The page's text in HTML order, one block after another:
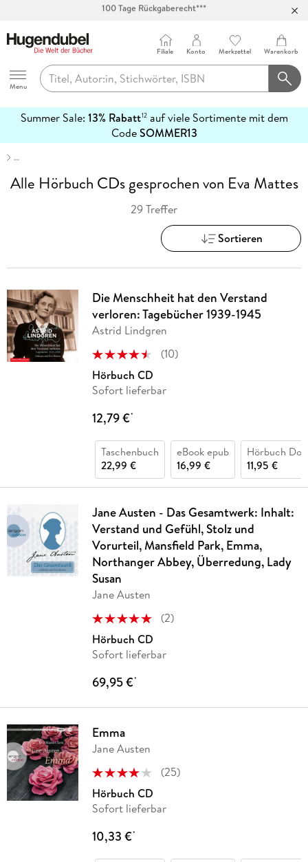
Abholung in über 100 Filialen
Hugendubel
Menu
Filiale Konto Merkzettel Warenkorb
Summer Sale: 13% Rabatt12auf viele Sortimente mit dem
CodeSOMMER13
erfahren
…
Alle Hörbuch CDs gesprochen von Eva Mattes
29 Treffer
Sortieren
Die Menschheit hat den Verstand
verloren: Tagebücher 1939-1945
Astrid Lindgren
(10)
Hörbuch CD
Sofort lieferbar
12,79 €*
Taschenbuch
22,99 €
eBook epub
16,99 €
Hörbuch
11,95 €
Jane Austen - Das Gesamtwerk: Inhalt:
Verstand und Gefühl, Stolz und
Vorurteil, Mansfield Park, Emma,
Northanger Abbey, Überredung, Lady
Susan
Jane Austen
(2)
Hörbuch CD
Sofort lieferbar
69,95 €*
Emma
Jane Austen
(25)
Hörbuch CD
Sofort lieferbar
10,33 €*